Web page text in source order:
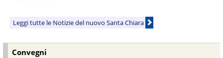
Leggi tutte le Notizie del nuovo Santa Chiara
Convegni